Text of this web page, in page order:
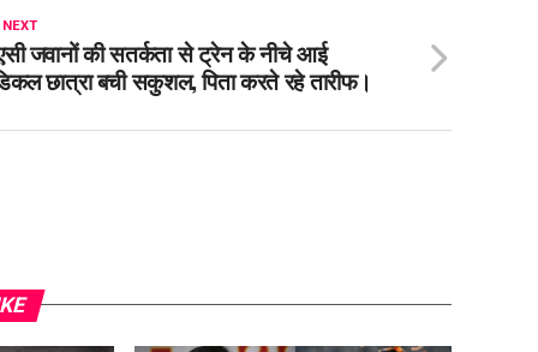
NEXT
जवानों की सतर्कता से ट्रेन के नीचे आई
छात्रा बची सकुशल, पिता करते रहे तारीफ।